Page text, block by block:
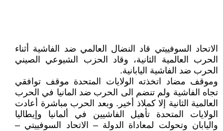
الاتحاد السوفييتي قاد النضال العالمي ضد الفاشية أثناء
الحرب العالمية الثانية، وقاد الحزب الشيوعي الصيني
الحرب ضد الفاشية اليابانية.
وموقف مضاد اتخذته الولايات المتحدة موقف توافقي
تجاه الفاشية ولم تنضم الى الحرب ضد المانيا في الحرب
العالمية الثانية إلا كملاذ أخير. وبعد الحرب مباشرة أعادت
الولايات المتحدة تأهيل الفاشيين في ألمانيا وإيطاليا
واليابان وتحولت لمعاداة الدولة – الاتحاد السوفييتي –